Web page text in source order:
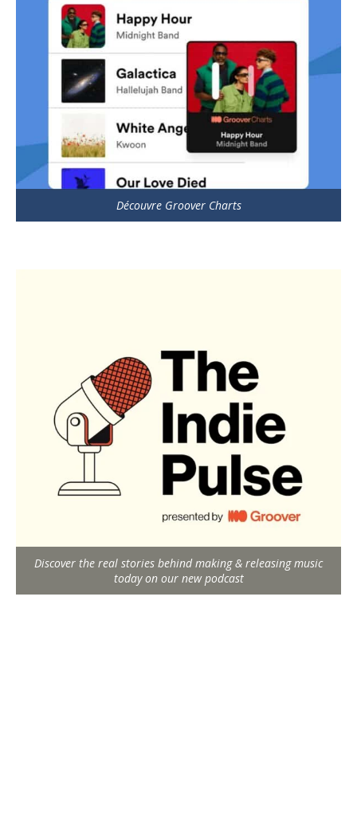
Découvre Groover Charts
Discover the real stories behind making & releasing music
today on our new podcast